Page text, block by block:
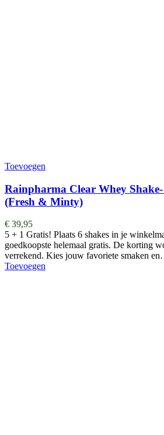
Toevoegen
Rainpharma Clear Whey
(Fresh & Minty)
€ 39,95
5 + 1 Gratis! Plaats 6 shakes in je
goedkoopste helemaal gratis. De korting
verrekend. Kies jouw favoriete smaken
Toevoegen